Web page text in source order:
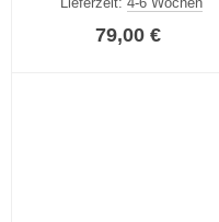
79,00 €